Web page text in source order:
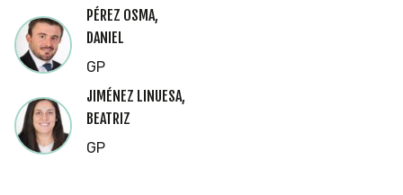
PÉREZ OSMA,
DANIEL
GP
JIMÉNEZ LINUESA,
BEATRIZ
GP